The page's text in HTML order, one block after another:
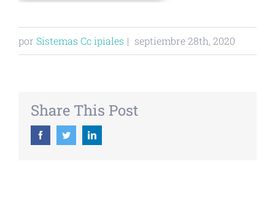
por Sistemas Cc ipiales | septiembre 28th, 2020
Share This Post
FacebookTwitterLinkedin